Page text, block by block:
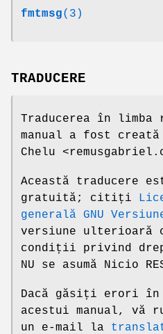
fmtmsg(3)
TRADUCERE
Traducerea în limba
manual a fost creată
Chelu
Această traducere
gratuită; citiți
generală GNU
versiune ulterioară
condiții privind
NU se asumă Nicio
Dacă găsiți erori în
acestui manual, vă
un e-mail la